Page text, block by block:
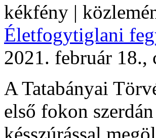
kékfény |
Életfogytiglani
2021. február 18.,
A Tatabányai
első fokon